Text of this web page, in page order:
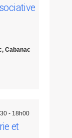
Cabanac
- 18h00
et